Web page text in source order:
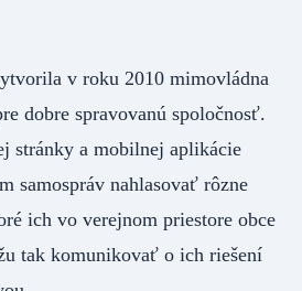
v roku 2010 mimovládna
dobre spravovanú spoločnosť.
stránky a mobilnej aplikácie
samospráv nahlasovať rôzne
ich vo verejnom priestore obce
tak komunikovať o ich riešení